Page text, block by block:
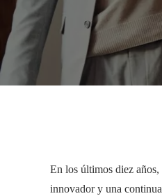
En los últimos diez
innovador y una